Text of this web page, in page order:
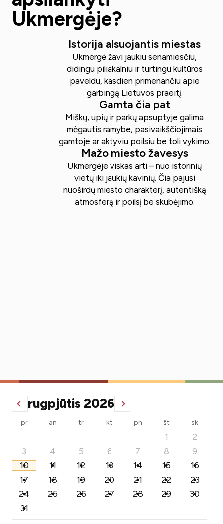
Ukmergėje?
Istorija alsuojantis miestas
Ukmergė žavi jaukiu senamiesčiu,
didingu piliakalniu ir turtingu kultūros
paveldu, kasdien primenančiu apie
garbingą Lietuvos praeitį.
Gamta čia pat
Miškų, upių ir parkų apsuptyje galima
mėgautis ramybe, pasivaikščiojimais
gamtoje ar aktyviu poilsiu be toli vykimo.
Mažo miesto žavesys
Ukmergėje viskas arti – nuo istorinių
vietų iki jaukių kavinių. Čia pajusi
nuoširdų miesto charakterį, autentišką
atmosferą ir poilsį be skubėjimo.
rugpjūtis 2026
pr an tr kt pn št sk
1
2
3
4 5 6 7 8
9
10
11 12 13 14 15
16
17
18 19 20 21 22
23
24
25 26 27 28 29
30
31